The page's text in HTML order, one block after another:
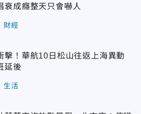
衰成癮整天只會嚇人
財經
擊！華航10日松山往返上海異動
延後
生活